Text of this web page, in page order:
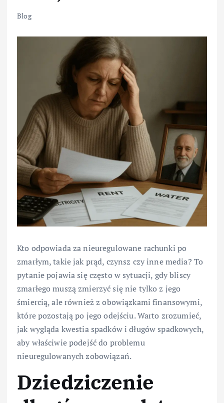
Blog
Kto odpowiada za nieuregulowane rachunki po
zmarłym, takie jak prąd, czynsz czy inne media? To
pytanie pojawia się często w sytuacji, gdy bliscy
zmarłego muszą zmierzyć się nie tylko z jego
śmiercią, ale również z obowiązkami finansowymi,
które pozostają po jego odejściu. Warto zrozumieć,
jak wygląda kwestia spadków i długów spadkowych,
aby właściwie podejść do problemu
nieuregulowanych zobowiązań.
Dziedziczenie